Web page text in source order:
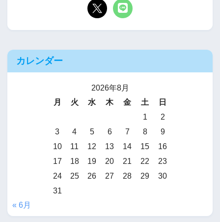
カレンダー
2026年8月
月
火 水 木 金 土
日
1
2
3
4 5 6 7 8
9
10
11 12 13 14 15
16
17
18 19 20 21 22
23
24
25 26 27 28 29
30
31
« 6月